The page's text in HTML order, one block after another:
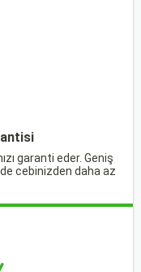
garanti eder. Geniş
cebinizden daha az